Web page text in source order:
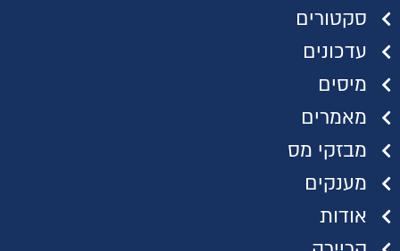
סקטורים
עדכונים
מיסים
מאמרים
מבזקי מס
מענקים
אודות